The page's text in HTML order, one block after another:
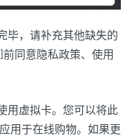
毕，请补充其他缺失的
同意隐私政策、使用
用虚拟卡。您可以将此
用于在线购物。如果更